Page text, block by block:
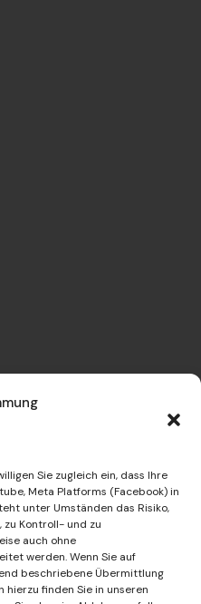
Sie zugleich ein, dass Ihre
Meta Platforms (Facebook) in
unter Umständen das Risiko,
zu Kontroll- und zu
auch ohne
werden. Wenn Sie auf
beschriebene Übermittlung
finden Sie in unseren